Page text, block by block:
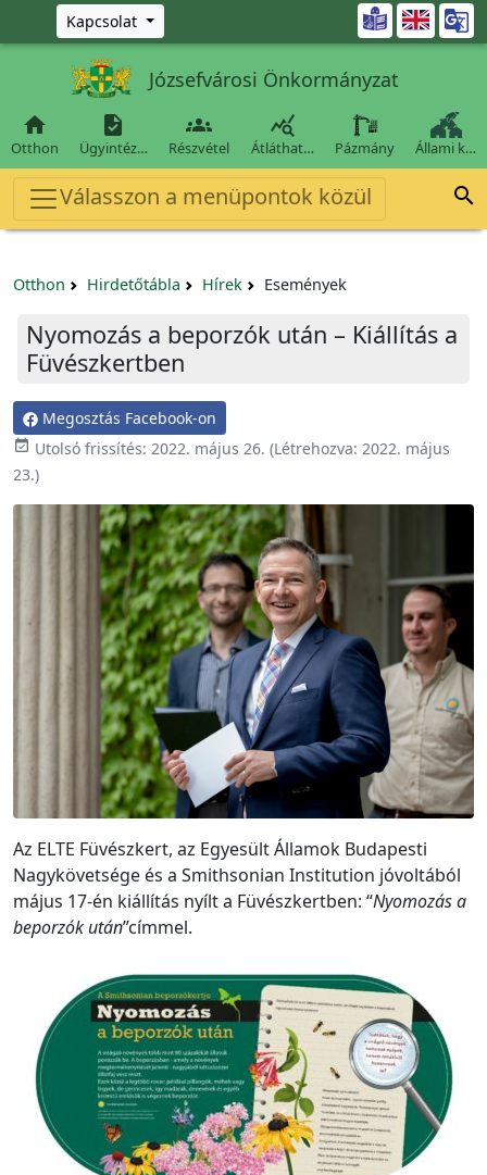
Ugrás a fő tartalomra
Kapcsolat 
Józsefvárosi Önkormányzat

Otthon

Ügyintéz…

Részvétel

Átláthat… Pázmány Állami k…
Válasszon a menüpontok közül 
Otthon Hirdetőtábla Hírek Események
Nyomozás a beporzók után – Kiállítás a
Füvészkertben
Megosztás Facebook-on
 Utolsó frissítés: 2022. május 26. (Létrehozva: 2022. május
23.)
Az ELTE Füvészkert, az Egyesült Államok Budapesti
Nagykövetsége és a Smithsonian Institution jóvoltából
május 17-én kiállítás nyílt a Füvészkertben: “Nyomozás a
beporzók után”címmel.